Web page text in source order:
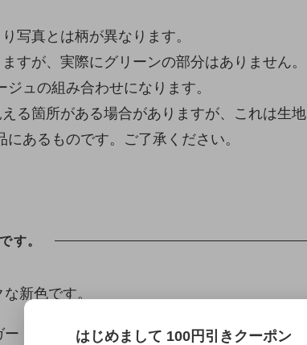
写真とは柄が異なります。
すが、実際にグリーンの部分はありません。
ュの組み合わせになります。
る箇所がある場合がありますが、これは生地
あるものです。ご了承ください。
す。
新色です。
ド生地が高級感を醸し出すカウチソファーで
はじめまして 100円引きクーポン